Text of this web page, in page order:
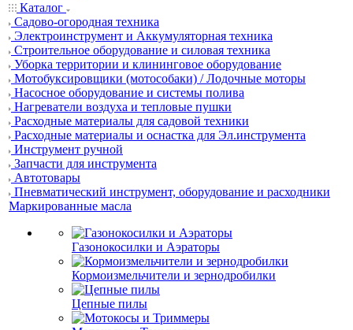
Каталог
Садово-огородная техника
Электроинструмент и Аккумуляторная техника
Строительное оборудование и силовая техника
Уборка территории и клининговое оборудование
Мотобуксировщики (мотособаки) / Лодочные моторы
Насосное оборудование и системы полива
Нагреватели воздуха и тепловые пушки
Расходные материалы для садовой техники
Расходные материалы и оснастка для Эл.инструмента
Инструмент ручной
Запчасти для инструмента
Автотовары
Пневматический инструмент, оборудование и расходники
Маркированные масла
Газонокосилки и Аэраторы
Кормоизмельчители и зернодробилки
Цепные пилы